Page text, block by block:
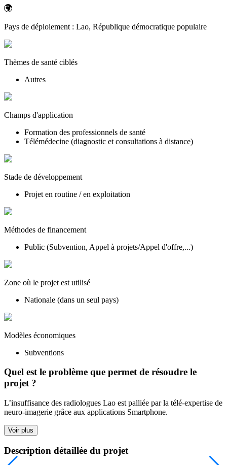
Pays de déploiement : Lao, République démocratique populaire
Thèmes de santé ciblés
Autres
Champs d'application
Formation des professionnels de santé
Télémédecine (diagnostic et consultations à distance)
Stade de développement
Projet en routine / en exploitation
Méthodes de financement
Public (Subvention, Appel à projets/Appel d'offre,...)
Zone où le projet est utilisé
Nationale (dans un seul pays)
Modèles économiques
Subventions
Quel est le problème que permet de résoudre le
projet ?
L’insuffisance des radiologues Lao est palliée par la télé-expertise de
neuro-imagerie grâce aux applications Smartphone.
Voir plus
Description détaillée du projet